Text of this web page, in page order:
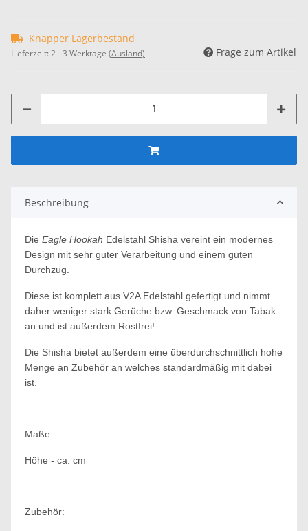
Knapper Lagerbestand
Lieferzeit: 2 - 3 Werktage (Ausland) Frage zum Artikel
Beschreibung
Die Eagle Hookah Edelstahl Shisha vereint ein modernes
Design mit sehr guter Verarbeitung und einem guten
Durchzug.
Diese ist komplett aus V2A Edelstahl gefertigt und nimmt
daher weniger stark Gerüche bzw. Geschmack von Tabak
an und ist außerdem Rostfrei!
Die Shisha bietet außerdem eine überdurchschnittlich hohe
Menge an Zubehör an welches standardmäßig mit dabei
ist.
Maße:
Höhe - ca. cm
Zubehör: